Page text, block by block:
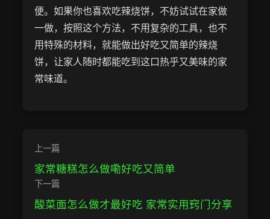
便。如果你也喜欢吃辣烧饼，不妨试试在家做
一做，按照这个方法，不用复杂的工具，也不
用特殊的材料，就能做出好吃又简单的辣烧
饼，让家人随时都能吃到这口热乎又美味的家
常味道。
上一篇
家常糖糕怎么做嘞好吃又简单
下一篇
酸菜面怎么做才最好吃 家常实用窍门分享